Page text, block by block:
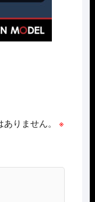
りません。
※